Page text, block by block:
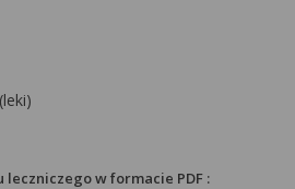
w formacie PDF :